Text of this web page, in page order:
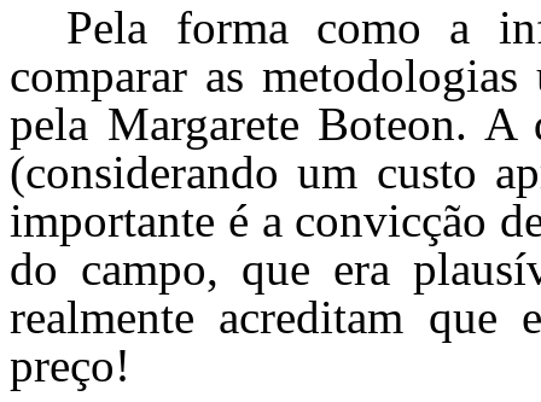
Pela forma como a
comparar as
pela Margarete Boteon.
(considerando um custo
importante é a convicção
do campo, que era
realmente acreditam que
preço!